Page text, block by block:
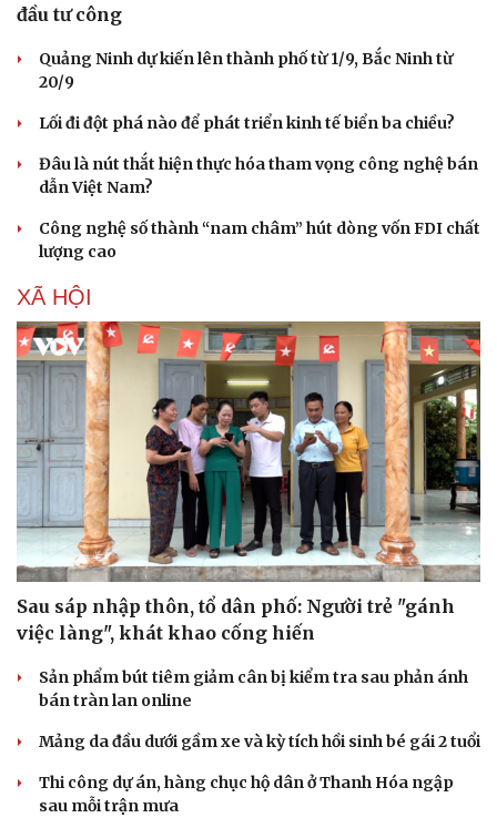
đầu tư công
Quảng Ninh dự kiến lên thành phố từ 1/9, Bắc Ninh từ
20/9
Lối đi đột phá nào để phát triển kinh tế biển ba chiều?
Đâu là nút thắt hiện thực hóa tham vọng công nghệ bán
dẫn Việt Nam?
Công nghệ số thành “nam châm” hút dòng vốn FDI chất
lượng cao
XÃ HỘI
Sau sáp nhập thôn, tổ dân phố: Người trẻ "gánh
việc làng", khát khao cống hiến
Sản phẩm bút tiêm giảm cân bị kiểm tra sau phản ánh
bán tràn lan online
Mảng da đầu dưới gầm xe và kỳ tích hồi sinh bé gái 2 tuổi
Thi công dự án, hàng chục hộ dân ở Thanh Hóa ngập
sau mỗi trận mưa